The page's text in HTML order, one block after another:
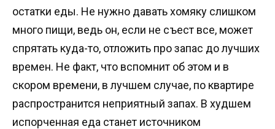
остатки еды. Не нужно давать хомяку слишком
много пищи, ведь он, если не съест все, может
спрятать куда-то, отложить про запас до лучших
времен. Не факт, что вспомнит об этом и в
скором времени, в лучшем случае, по квартире
распространится неприятный запах. В худшем
испорченная еда станет источником